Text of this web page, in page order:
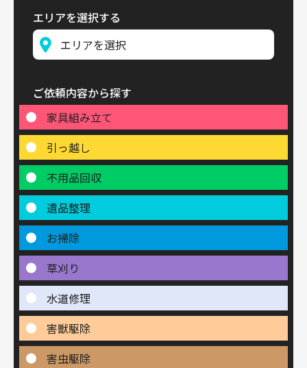
エリアを選択する
ご依頼内容から探す
家具組み立て
引っ越し
不用品回収
遺品整理
お掃除
草刈り
水道修理
害獣駆除
害虫駆除